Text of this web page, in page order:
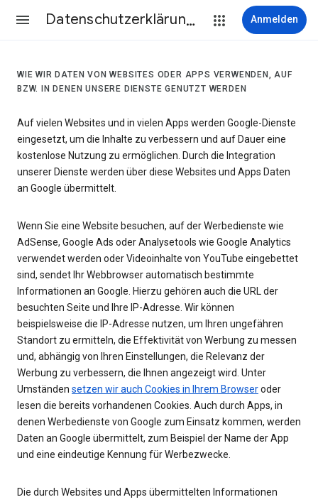
Datenschutzerklärung & Nutzungsbedingungen Anmelden
WIE WIR DATEN VON WEBSITES ODER APPS VERWENDEN, AUF
BZW. IN DENEN UNSERE DIENSTE GENUTZT WERDEN
Auf vielen Websites und in vielen Apps werden Google-Dienste
eingesetzt, um die Inhalte zu verbessern und auf Dauer eine
kostenlose Nutzung zu ermöglichen. Durch die Integration
unserer Dienste werden über diese Websites und Apps Daten
an Google übermittelt.
Wenn Sie eine Website besuchen, auf der Werbedienste wie
AdSense, Google Ads oder Analysetools wie Google Analytics
verwendet werden oder Videoinhalte von YouTube eingebettet
sind, sendet Ihr Webbrowser automatisch bestimmte
Informationen an Google. Hierzu gehören auch die URL der
besuchten Seite und Ihre IP-Adresse. Wir können
beispielsweise die IP-Adresse nutzen, um Ihren ungefähren
Standort zu ermitteln, die Effektivität von Werbung zu messen
und, abhängig von Ihren Einstellungen, die Relevanz der
Werbung zu verbessern, die Ihnen angezeigt wird. Unter
Umständen setzen wir auch Cookies in Ihrem Browseroder
lesen die bereits vorhandenen Cookies. Auch durch Apps, in
denen Werbedienste von Google zum Einsatz kommen, werden
Daten an Google übermittelt, zum Beispiel der Name der App
und eine eindeutige Kennung für Werbezwecke.
Die durch Websites und Apps übermittelten Informationen